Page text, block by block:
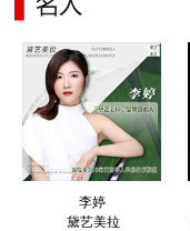
李婷
黛艺美拉